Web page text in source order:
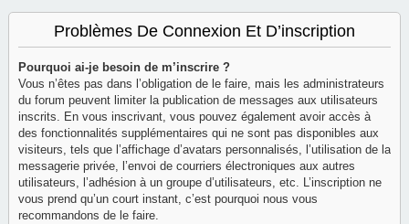
Problèmes De Connexion Et D’inscription
Pourquoi ai-je besoin de m’inscrire ?
Vous n’êtes pas dans l’obligation de le faire, mais les administrateurs
du forum peuvent limiter la publication de messages aux utilisateurs
inscrits. En vous inscrivant, vous pouvez également avoir accès à
des fonctionnalités supplémentaires qui ne sont pas disponibles aux
visiteurs, tels que l’affichage d’avatars personnalisés, l’utilisation de la
messagerie privée, l’envoi de courriers électroniques aux autres
utilisateurs, l’adhésion à un groupe d’utilisateurs, etc. L’inscription ne
vous prend qu’un court instant, c’est pourquoi nous vous
recommandons de le faire.